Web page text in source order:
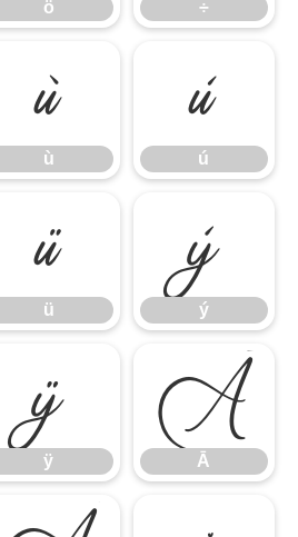
ö ÷
ù
ù
ú
ú
ü
ü
ý
ý
ÿ
ÿ
Ā
Ā